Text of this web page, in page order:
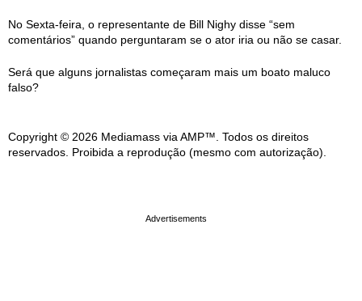
No Sexta-feira, o representante de Bill Nighy disse “sem
comentários” quando perguntaram se o ator iria ou não se casar.
Será que alguns jornalistas começaram mais um boato maluco
falso?
Copyright © 2026 Mediamass via AMP™. Todos os direitos
reservados. Proibida a reprodução (mesmo com autorização).